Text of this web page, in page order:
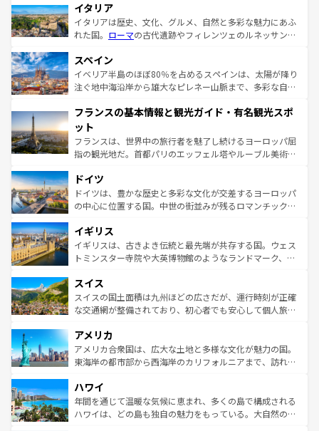
イタリア
イタリアは歴史、文化、グルメ、自然と多彩な魅力にあふ
れた国。 ローマの古代遺跡やフィレンツェのルネッサンス
ろん、トスカーナの美しい田園風景やアマルフィ海岸の絶
景など、自然景観も見逃せない。観光の合間には、本場の
ピザやパスタなど、絶品のイタリア料理を堪能することも
ませてくれるイタリアで、忘れられない旅をしてみよう！
なお、新着のイタリア情報は
しい。
スペイン
イベリア半島のほぼ80％を占めるスペインは、太陽が降り
注ぐ地中海沿岸から雄大なピレネー山脈まで、多彩な自然
文化が根付くこの国では、情熱的なフラメンコ、熱気あふ
れる闘牛、そして美味しいタパスが生活の一部となってい
る。首都マドリードの洗練された雰囲気や、バルセロナの
アートに溢れた街角から、地方では古代ローマ遺跡や中世
せる。地方によって風土や気候が異なるスペインはその個
性で訪れる人を魅了する。 なお、新着のスペイン情報は コ
ンテンツ一覧を参照してほしい。
フランスの基本情報と観光ガイド・有名観光スポ
ット
フランスは、世界中の旅行者を魅了し続けるヨーロッパ屈
指の観光地だ。首都パリのエッフェル塔やルーブル美術館
で、幅広い魅力が詰まっている。華麗な宮殿、歴史的な大
聖堂、美しいビーチ、そして豊かな自然が、訪れる者を心
から魅了する。また、フランスは美食の国としても知ら
いる。シャンパンの発祥地であるランス、プロヴァンスの
香り高いラベンダー畑など、多彩な楽しみ方が可能だ。さ
らに、パリ以外の地域にも魅力が溢れており、どの街角に
れる地方に足を運ぶとそれぞれで全く異なる文化を体験で
きるだろう。 なお、新着のフランス情報はコンテンツ一覧
を参照してほしい。
ドイツ
ドイツは、豊かな歴史と多彩な文化が交差するヨーロッパ
の中心に位置する国。中世の街並みが残るロマンチック街
顔を持つこの国は、どこを歩いても飽きることがない。ベ
ルリンの文化的活気、バイエルン州のアルプスの絶景、そ
してライン川沿いのワイン畑といった風景は必見。ビール
は、お酒好きな人にはぜひ体験してほしい。 なお、新着の
ドイツ情報はコンテンツ一覧を参照してほしい。
イギリス
イギリスは、古きよき伝統と最先端が共存する国。ウェス
トミンスター寺院や大英博物館のようなランドマーク、歴
リアごとに異なる魅力がある。また、優雅なアフタヌーン
ティー、ビール好きにはたまらない英国パブ、サッカー観
戦など、本場だからこそできる体験も豊富。イギリスを旅
ンツ一覧を参照してほしい。
スイス
スイスの国土面積は九州ほどの広さだが、運行時刻が正確
な交通網が整備されており、初心者でも安心して個人旅行
の建物がそのまま残る町や、スイスならではのユニークな
博物館もあり、アルプス観光だけでなく町歩きも満喫する
ことができる。国民の所得が高いため物価も高いが、旅行
ば市内交通費無料で観光を楽しむこともできる。 なお、新
着のスイス情報はコンテンツ一覧 を参照してほしい。
アメリカ
アメリカ合衆国は、広大な土地と多様な文化が魅力の国。
東海岸の都市部から西海岸のカリフォルニアまで、訪れる
のような巨大都市は、観光、ショッピング、エンターテイ
ンメントが詰まった刺激的なスポットだ。一方、アメリカ
西部には大自然が広がり、グランドキャニオンやイエロー
ハワイ
年間を通じて温暖な気候に恵まれ、多くの島で構成される
ハワイは、どの島も独自の魅力をもっている。大自然の神